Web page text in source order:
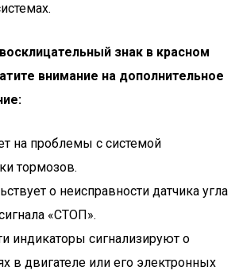
знак в красном
внимание на дополнительное
на проблемы с системой
тормозов.
о неисправности датчика угла
«СТОП».
индикаторы сигнализируют о
в двигателе или его электронных